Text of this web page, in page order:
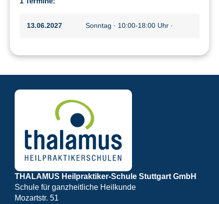
13.06.2027 Sonntag · 10:00-18:00 Uhr ·
THALAMUS Heilpraktiker-Schule Stuttgart GmbH
Schule für ganzheitliche Heilkunde
Mozartstr. 51